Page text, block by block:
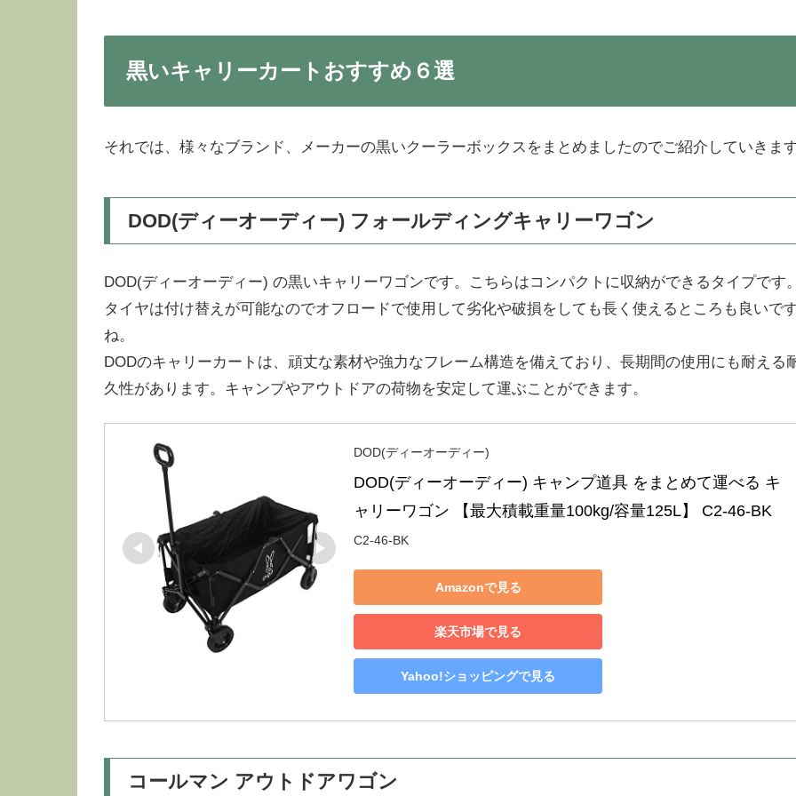
黒いキャリーカートおすすめ６選
それでは、様々なブランド、メーカーの黒いクーラーボックスをまとめましたのでご紹介していきます
DOD(ディーオーディー) フォールディングキャリーワゴン
DOD(ディーオーディー) の黒いキャリーワゴンです。こちらはコンパクトに収納ができるタイプです。
タイヤは付け替えが可能なのでオフロードで使用して劣化や破損をしても長く使えるところも良いで
ね。
DODのキャリーカートは、頑丈な素材や強力なフレーム構造を備えており、長期間の使用にも耐える
久性があります。キャンプやアウトドアの荷物を安定して運ぶことができます。
DOD(ディーオーディー)
DOD(ディーオーディー) キャンプ道具 をまとめて運べる キ
ャリーワゴン 【最大積載重量100kg/容量125L】 C2-46-BK
C2-46-BK
Amazonで見る
楽天市場で見る
Yahoo!ショッピングで見る
コールマン アウトドアワゴン